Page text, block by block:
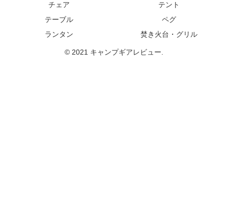
チェア
テント
テーブル
ペグ
ランタン
焚き火台・グリル
© 2021 キャンプギアレビュー.